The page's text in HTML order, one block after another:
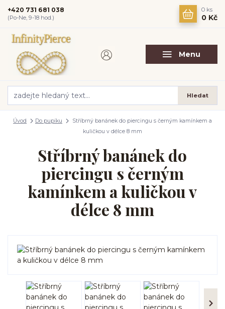
Menu
Hledat
+420 731 681 038
(Po-Ne, 9-18 hod.)
0 ks
0 Kč
Úvod Do pupíku
Stříbrný banánek do piercingu s černým kamínkem a
kuličkou v délce 8 mm
Stříbrný banánek do
piercingu s černým
kamínkem a kuličkou v
délce 8 mm